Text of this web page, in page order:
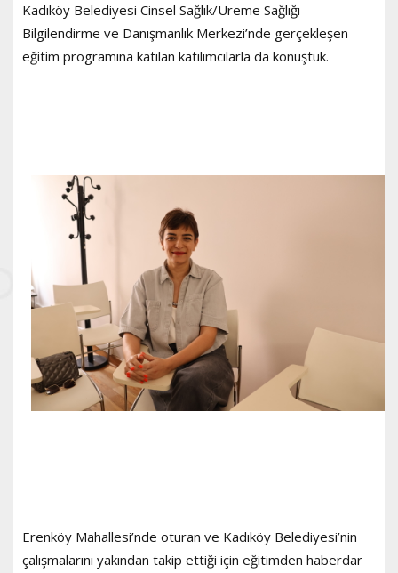
Kadıköy Belediyesi Cinsel Sağlık/Üreme Sağlığı
Bilgilendirme ve Danışmanlık Merkezi’nde gerçekleşen
eğitim programına katılan katılımcılarla da konuştuk.
Erenköy Mahallesi’nde oturan ve Kadıköy Belediyesi’nin
çalışmalarını yakından takip ettiği için eğitimden haberdar